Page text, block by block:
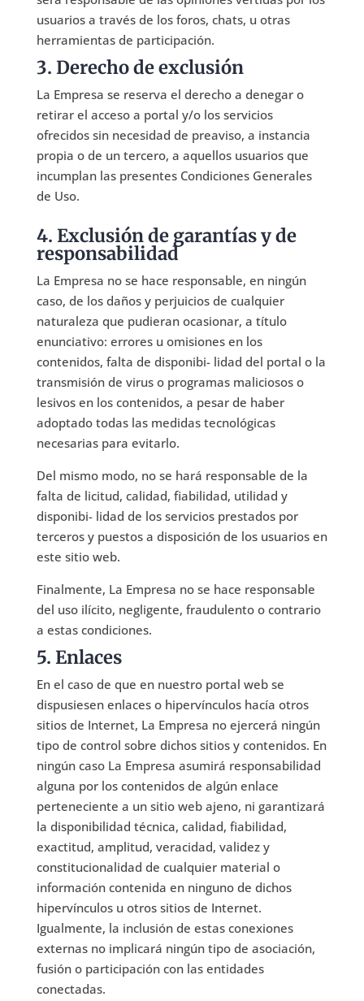
usuarios a través de los foros, chats, u otras
herramientas de participación.
3. Derecho de exclusión
La Empresa se reserva el derecho a denegar o
retirar el acceso a portal y/o los servicios
ofrecidos sin necesidad de preaviso, a instancia
propia o de un tercero, a aquellos usuarios que
incumplan las presentes Condiciones Generales
de Uso.
4. Exclusión de garantías y de
responsabilidad
La Empresa no se hace responsable, en ningún
caso, de los daños y perjuicios de cualquier
naturaleza que pudieran ocasionar, a título
enunciativo: errores u omisiones en los
contenidos, falta de disponibi- lidad del portal o la
transmisión de virus o programas maliciosos o
lesivos en los contenidos, a pesar de haber
adoptado todas las medidas tecnológicas
necesarias para evitarlo.
Del mismo modo, no se hará responsable de la
falta de licitud, calidad, fiabilidad, utilidad y
disponibi- lidad de los servicios prestados por
terceros y puestos a disposición de los usuarios en
este sitio web.
Finalmente, La Empresa no se hace responsable
del uso ilícito, negligente, fraudulento o contrario
a estas condiciones.
5. Enlaces
En el caso de que en nuestro portal web se
dispusiesen enlaces o hipervínculos hacía otros
sitios de Internet, La Empresa no ejercerá ningún
tipo de control sobre dichos sitios y contenidos. En
ningún caso La Empresa asumirá responsabilidad
alguna por los contenidos de algún enlace
perteneciente a un sitio web ajeno, ni garantizará
la disponibilidad técnica, calidad, fiabilidad,
exactitud, amplitud, veracidad, validez y
constitucionalidad de cualquier material o
información contenida en ninguno de dichos
hipervínculos u otros sitios de Internet.
Igualmente, la inclusión de estas conexiones
externas no implicará ningún tipo de asociación,
fusión o participación con las entidades
conectadas.